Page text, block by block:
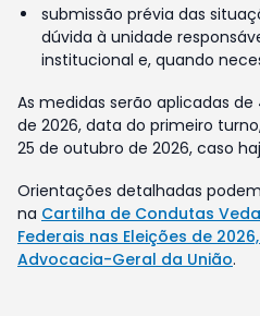
submissão prévia das
dúvida à unidade
institucional e, quando
As medidas serão aplicadas
de 2026, data do primeiro
25 de outubro de 2026, caso
Orientações detalhadas
na Cartilha de Condutas
Federais nas Eleições de
Advocacia-Geral da União.